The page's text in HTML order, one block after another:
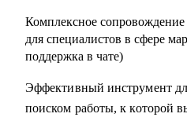
Комплексное
для специалистов в сфере
поддержка в чате)
Эффективный инструмент
поиском работы, к которой